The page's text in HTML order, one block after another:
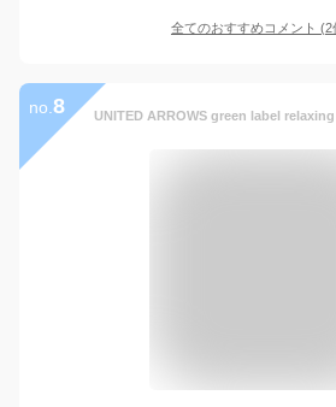
全てのおすすめコメント (2
no. 8